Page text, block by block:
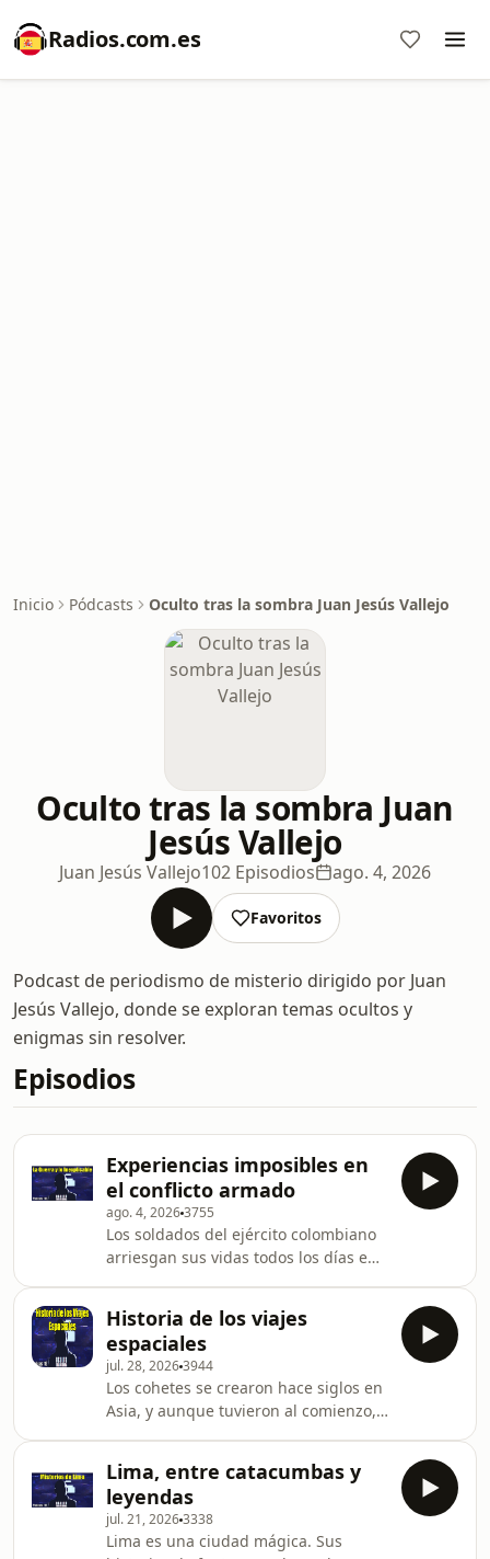
Radios.com.es
Inicio Pódcasts Oculto tras la sombra Juan Jesús Vallejo
Oculto tras la sombra Juan
Jesús Vallejo
Juan Jesús Vallejo102 Episodios ago. 4, 2026
Favoritos
Podcast de periodismo de misterio dirigido por Juan
Jesús Vallejo, donde se exploran temas ocultos y
enigmas sin resolver.
Episodios
Experiencias imposibles en
el conflicto armado
ago. 4, 20263755
Los soldados del ejército colombiano
arriesgan sus vidas todos los días en
circunstancias tan extremas, donde
se da cita lo imposible. Libro de
Eduardo Sandoval:
https://www.autoreseditores.com/libro/27702/
sandoval/entre-la-guerra-y-lo-
inexplicable.html
https://www.amazon.com/dp/B0DJ67DX6J?
ref=cm_sw_r_cso_wa_apin_dp_BKJN0N
Historia de los viajes
espaciales
jul. 28, 20263944
Los cohetes se crearon hace siglos en
Asia, y aunque tuvieron al comienzo,
estrellas. Una historia fascinante que
os contamos en este podcast.
Lima, entre catacumbas y
leyendas
jul. 21, 20263338
Lima es una ciudad mágica. Sus